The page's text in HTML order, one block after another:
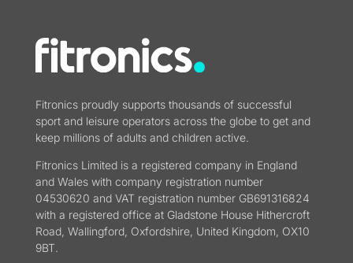
Fitronics proudly supports thousands of successful
sport and leisure operators across the globe to get and
keep millions of adults and children active.
Fitronics Limited is a registered company in England
and Wales with company registration number
04530620 and VAT registration number GB691316824
with a registered office at Gladstone House Hithercroft
Road, Wallingford, Oxfordshire, United Kingdom, OX10
9BT.